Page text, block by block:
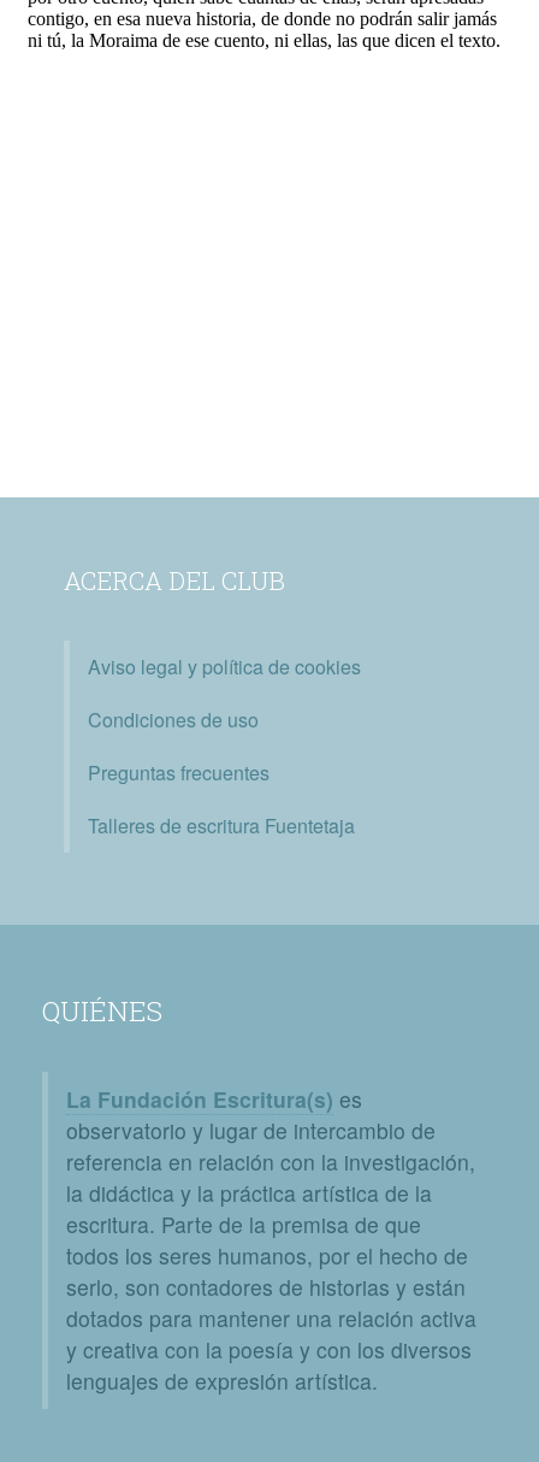
ACERCA DEL CLUB
Aviso legal y política de cookies
Condiciones de uso
Preguntas frecuentes
Talleres de escritura Fuentetaja
QUIÉNES
La Fundación Escritura(s) es
observatorio y lugar de intercambio de
referencia en relación con la investigación,
la didáctica y la práctica artística de la
escritura. Parte de la premisa de que
todos los seres humanos, por el hecho de
serlo, son contadores de historias y están
dotados para mantener una relación activa
y creativa con la poesía y con los diversos
lenguajes de expresión artística.